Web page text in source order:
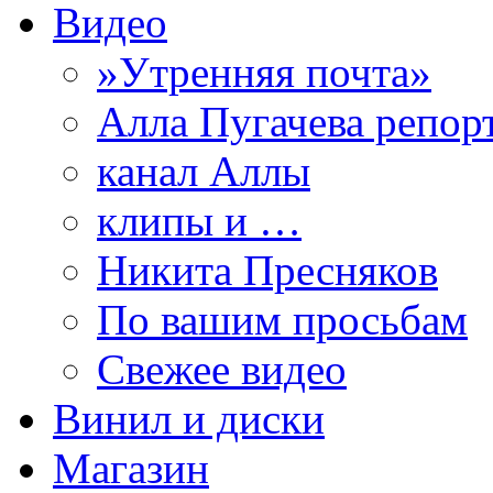
Видео
»Утренняя почта»
Алла Пугачева
канал Аллы
клипы и …
Никита Пресняков
По вашим просьбам
Свежее видео
Винил и диски
Магазин